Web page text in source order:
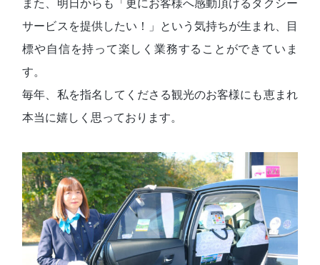
また、明日からも「更にお客様へ感動頂けるタクシー
サービスを提供したい！」という気持ちが生まれ、目
標や自信を持って楽しく業務することができていま
す。
毎年、私を指名してくださる観光のお客様にも恵まれ
本当に嬉しく思っております。